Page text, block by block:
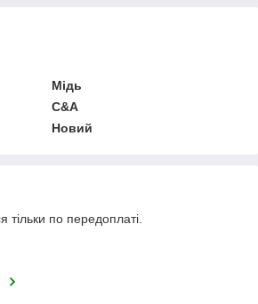
Мідь
C&A
Новий
тільки по передоплаті.